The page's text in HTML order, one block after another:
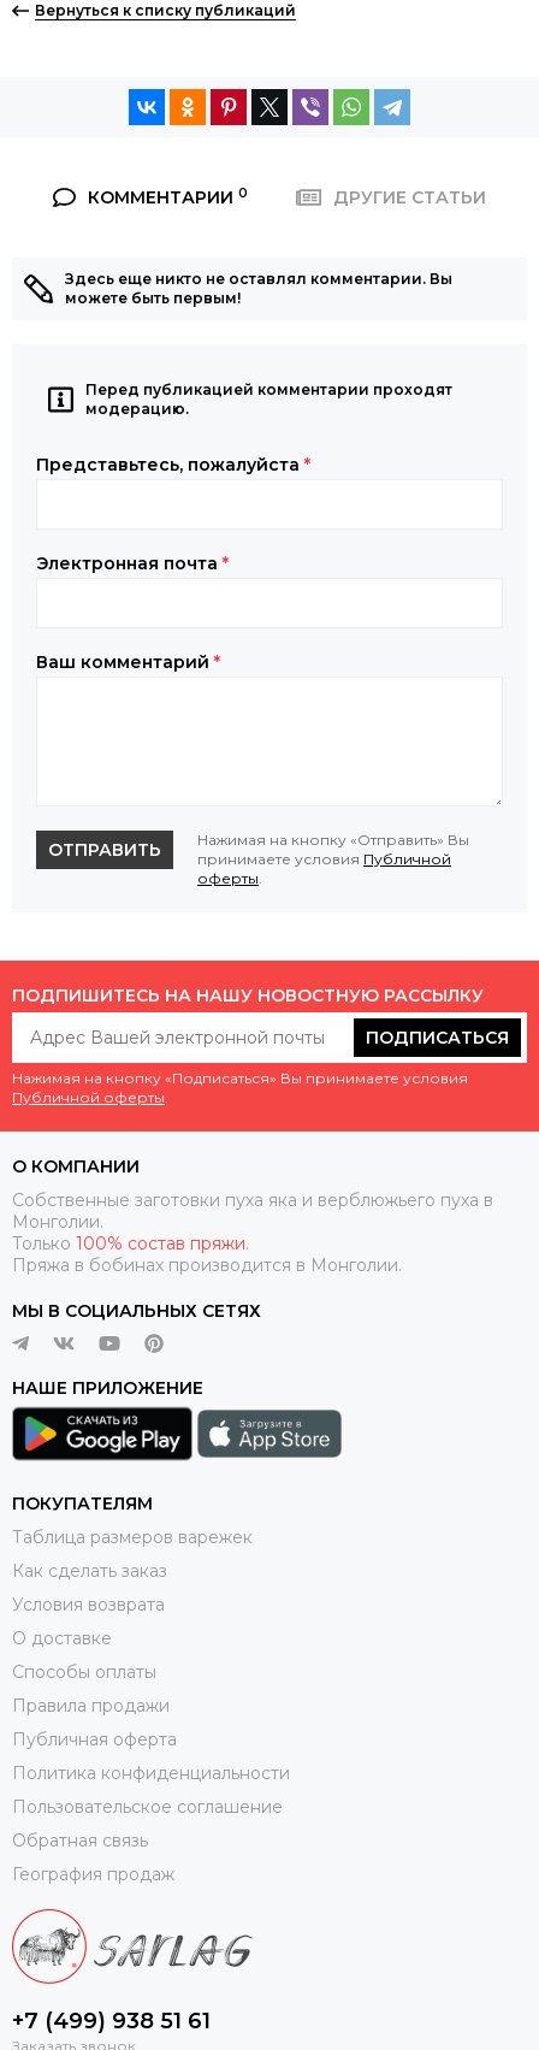
Вернуться к списку публикаций
КОММЕНТАРИИ 0 ДРУГИЕ СТАТЬИ
Здесь еще никто не оставлял комментарии. Вы
можете быть первым!
Перед публикацией комментарии проходят
модерацию.
Представьтесь, пожалуйста *
Электронная почта *
Ваш комментарий *
ОТПРАВИТЬ
Нажимая на кнопку «Отправить» Вы
принимаете условия Публичной
оферты.
ПОДПИШИТЕСЬ НА НАШУ НОВОСТНУЮ РАССЫЛКУ
ПОДПИСАТЬСЯ
Нажимая на кнопку «Подписаться» Вы принимаете условия
Публичной оферты.
О КОМПАНИИ
Собственные заготовки пуха яка и верблюжьего пуха в
Монголии.
Только 100% состав пряжи.
Пряжа в бобинах производится в Монголии.
МЫ В СОЦИАЛЬНЫХ СЕТЯХ
НАШЕ ПРИЛОЖЕНИЕ
ПОКУПАТЕЛЯМ
Таблица размеров варежек
Как сделать заказ
Условия возврата
О доставке
Способы оплаты
Правила продажи
Публичная оферта
Политика конфиденциальности
Пользовательское соглашение
Обратная связь
География продаж
+7 (499) 938 51 61
Заказать звонок